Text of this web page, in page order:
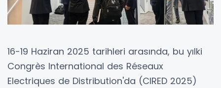
16-19 Haziran 2025 tarihleri arasında, bu yılki
Congrès International des Réseaux
Electriques de Distribution'da (CIRED 2025)